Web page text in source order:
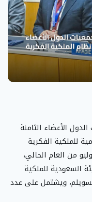
الأعضاء الثامنة
للملكية الفكرية
من العام الحالي،
السعودية للملكية
ويشتمل على عدد